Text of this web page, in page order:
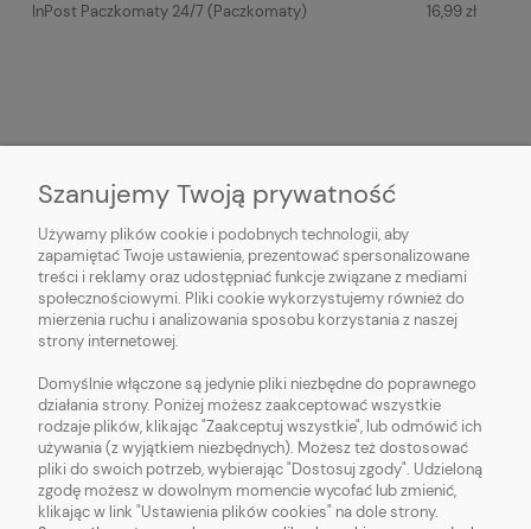
InPost Paczkomaty 24/7(Paczkomaty) 16,99 zł
O NAS
OBSŁUGA KLIENTA
POMOC
MOJE KONTO
Szanujemy Twoją prywatność
Używamy plików cookie i podobnych technologii, aby
zapamiętać Twoje ustawienia, prezentować spersonalizowane
treści i reklamy oraz udostępniać funkcje związane z mediami
społecznościowymi. Pliki cookie wykorzystujemy również do
mierzenia ruchu i analizowania sposobu korzystania z naszej
strony internetowej.
Domyślnie włączone są jedynie pliki niezbędne do poprawnego
działania strony. Poniżej możesz zaakceptować wszystkie
rodzaje plików, klikając "Zaakceptuj wszystkie", lub odmówić ich
używania (z wyjątkiem niezbędnych). Możesz też dostosować
pliki do swoich potrzeb, wybierając "Dostosuj zgody". Udzieloną
zgodę możesz w dowolnym momencie wycofać lub zmienić,
klikając w link "Ustawienia plików cookies" na dole strony.